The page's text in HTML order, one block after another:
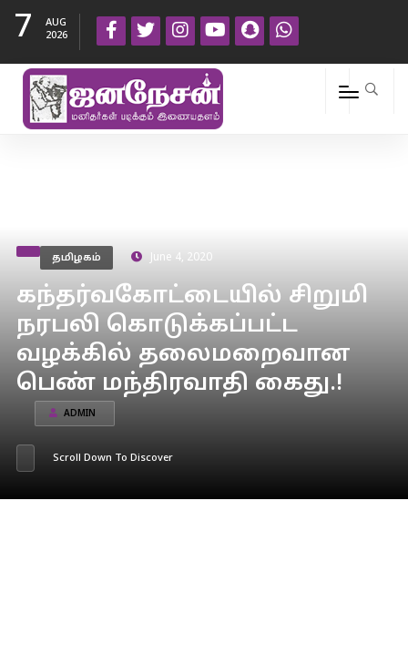
7
AUG
2026
தமிழகம் June 4, 2020
கந்தர்வகோட்டையில் சிறுமி
நரபலி கொடுக்கப்பட்ட
வழக்கில் தலைமறைவான
பெண் மந்திரவாதி கைது.!
ADMIN
Scroll Down To Discover